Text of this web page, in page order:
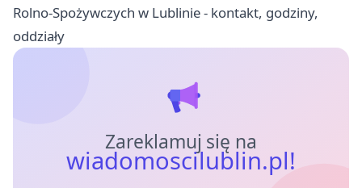
Rolno-Spożywczych w Lublinie - kontakt, godziny,
oddziały
Zareklamuj się na
wiadomoscilublin.pl!